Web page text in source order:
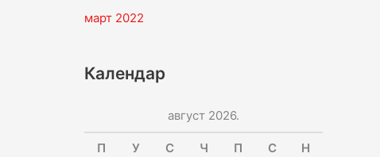
март 2022
Календар
август 2026.
П У С Ч П С Н